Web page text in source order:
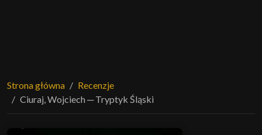
Strona główna
Recenzje
Ciuraj, Wojciech ─ Tryptyk Śląski